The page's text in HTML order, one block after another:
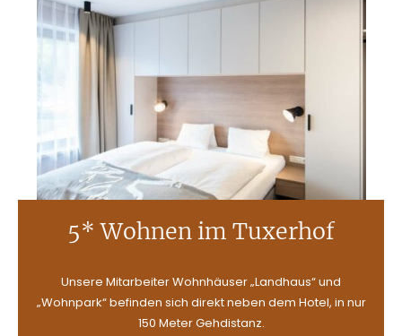
5* Wohnen im Tuxerhof
Unsere Mitarbeiter Wohnhäuser „Landhaus“ und
„Wohnpark“ befinden sich direkt neben dem Hotel, in nur
150 Meter Gehdistanz.